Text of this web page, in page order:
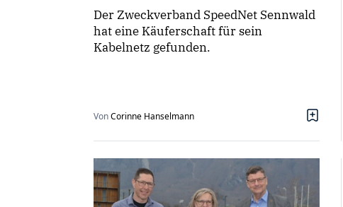
Der Zweckverband SpeedNet Sennwald
hat eine Käuferschaft für sein
Kabelnetz gefunden.
VonCorinne Hanselmann